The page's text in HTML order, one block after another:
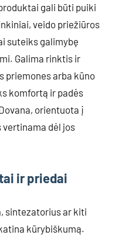
gali būti puiki
veido priežiūros
suteiks galimybę
Galima rinktis ir
priemones arba kūno
komfortą ir padės
orientuota į
vertinama dėl jos
ir priedai
sintezatorius ar kiti
kūrybiškumą.